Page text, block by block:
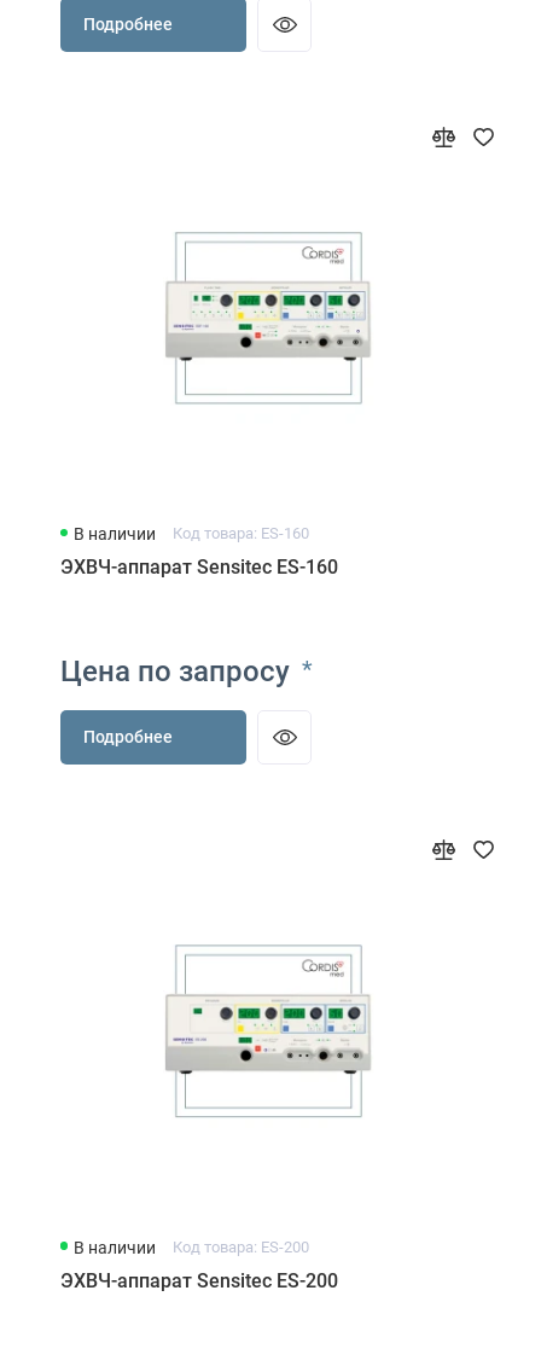
Подробнее
В наличии Код товара: ES-160
ЭХВЧ-аппарат Sensitec ES-160
Цена по запросу *
Подробнее
В наличии Код товара: ES-200
ЭХВЧ-аппарат Sensitec ES-200